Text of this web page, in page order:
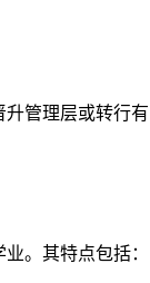
管理层或转行有
。其特点包括：